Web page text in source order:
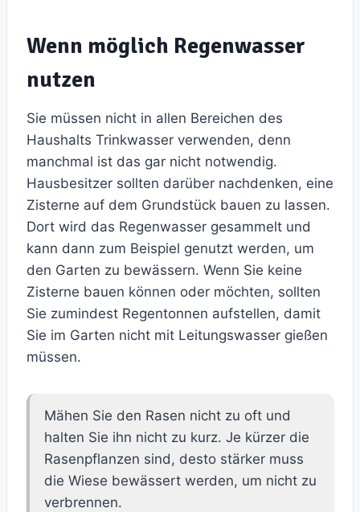
Wenn möglich Regenwasser
nutzen
Sie müssen nicht in allen Bereichen des
Haushalts Trinkwasser verwenden, denn
manchmal ist das gar nicht notwendig.
Hausbesitzer sollten darüber nachdenken, eine
Zisterne auf dem Grundstück bauen zu lassen.
Dort wird das Regenwasser gesammelt und
kann dann zum Beispiel genutzt werden, um
den Garten zu bewässern. Wenn Sie keine
Zisterne bauen können oder möchten, sollten
Sie zumindest Regentonnen aufstellen, damit
Sie im Garten nicht mit Leitungswasser gießen
müssen.
Mähen Sie den Rasen nicht zu oft und
halten Sie ihn nicht zu kurz. Je kürzer die
Rasenpflanzen sind, desto stärker muss
die Wiese bewässert werden, um nicht zu
verbrennen.